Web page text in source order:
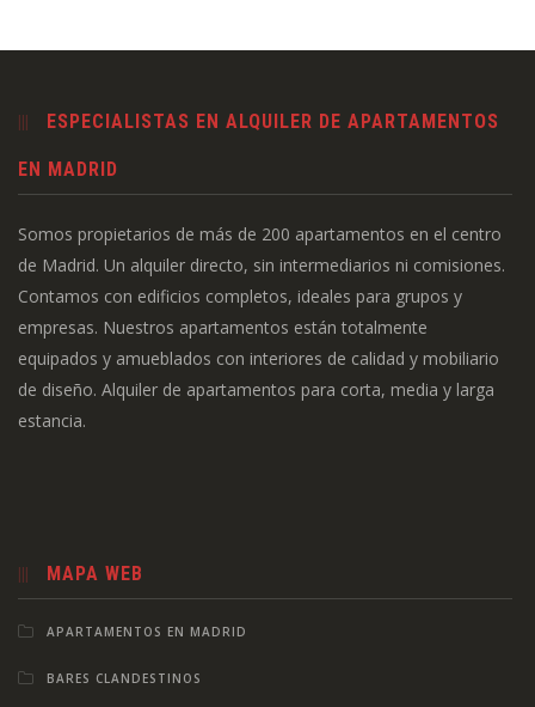
ESPECIALISTAS EN ALQUILER DE APARTAMENTOS
EN MADRID
Somos propietarios de más de 200 apartamentos en el centro
de Madrid. Un alquiler directo, sin intermediarios ni comisiones.
Contamos con edificios completos, ideales para grupos y
empresas. Nuestros apartamentos están totalmente
equipados y amueblados con interiores de calidad y mobiliario
de diseño. Alquiler de apartamentos para corta, media y larga
estancia.
MAPA WEB
APARTAMENTOS EN MADRID
BARES CLANDESTINOS